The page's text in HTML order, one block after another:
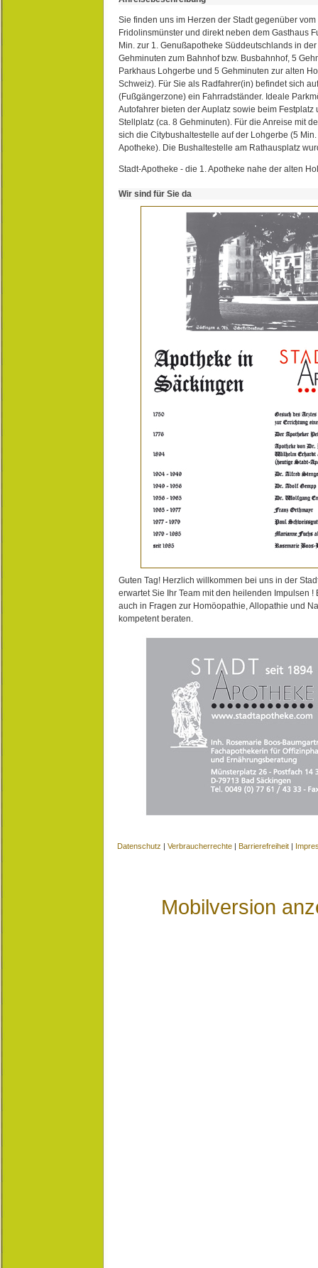
Sie finden uns im Herzen der Stadt gegenüber
Fridolinsmünster und direkt neben dem Gasthaus
Min. zur 1. Genußapotheke Süddeutschlands in
Gehminuten zum Bahnhof bzw. Busbahnhof, 5
Parkhaus Lohgerbe und 5 Gehminuten zur alten
Schweiz). Für Sie als Radfahrer(in) befindet sich
(Fußgängerzone) ein Fahrradständer. Ideale
Autofahrer bieten der Auplatz sowie beim Festplatz
Stellplatz (ca. 8 Gehminuten). Für die Anreise mit
sich die Citybushaltestelle auf der Lohgerbe (5
Apotheke). Die Bushaltestelle am Rathausplatz
Stadt-Apotheke - die 1. Apotheke nahe der alten
Wir sind für Sie da
Guten Tag! Herzlich willkommen bei uns in der
erwartet Sie Ihr Team mit den heilenden Impulsen !
auch in Fragen zur Homöopathie, Allopathie und
kompetent beraten.
Datenschutz | Verbraucherrechte | Barrierefreiheit |
Mobilversion